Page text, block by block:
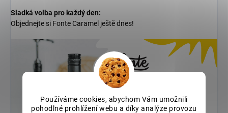
Používáme cookies, abychom Vám umožnili
pohodlné prohlížení webu a díky analýze provozu
Sladká volba pro každý den:
Objednejte si Fonte Caramel ještě dnes!